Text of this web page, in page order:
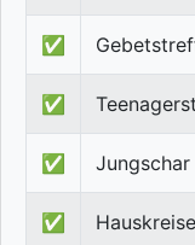
✅
✅
✅
✅ Hauskreise